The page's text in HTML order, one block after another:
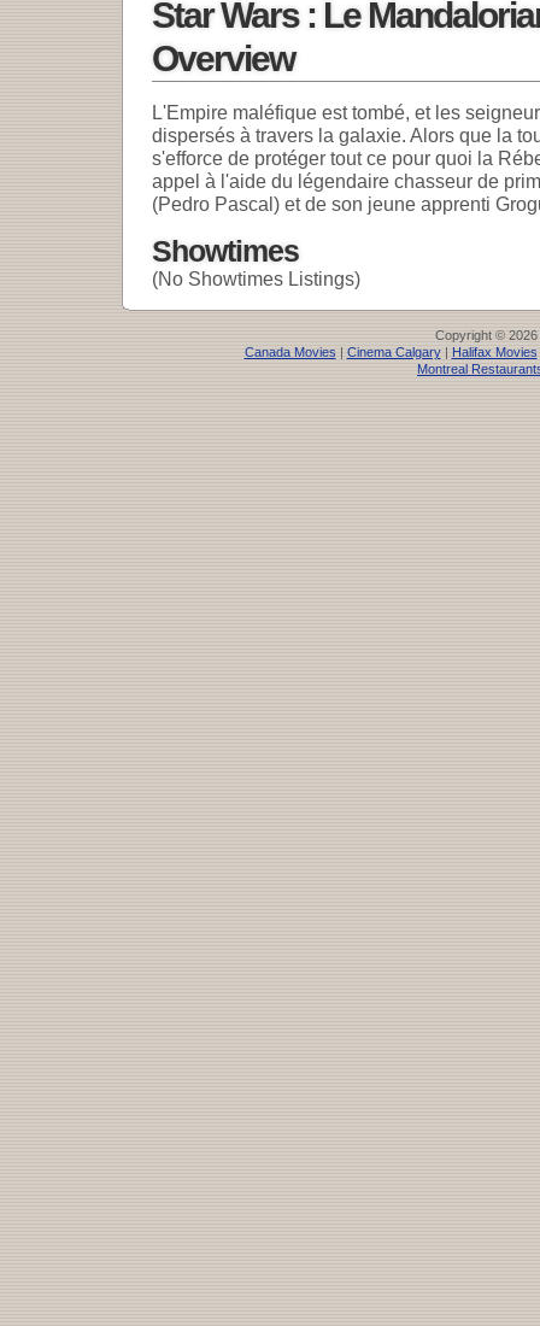
Star Wars : Le
Overview
L'Empire maléfique est tombé, et les
dispersés à travers la galaxie. Alors que la
s'efforce de protéger tout ce pour quoi la
appel à l'aide du légendaire chasseur de
(Pedro Pascal) et de son jeune apprenti
Showtimes
(No Showtimes Listings)
Copyright © 2026
Canada Movies | Cinema Calgary| Halifax Movies
Montreal